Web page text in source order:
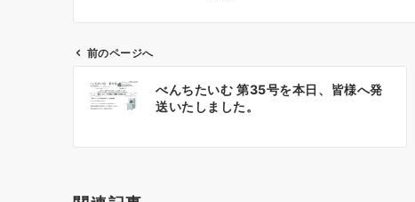
ビ
前のページへ
べんちたいむ 第35号を本日、皆様へ発
送いたしました。